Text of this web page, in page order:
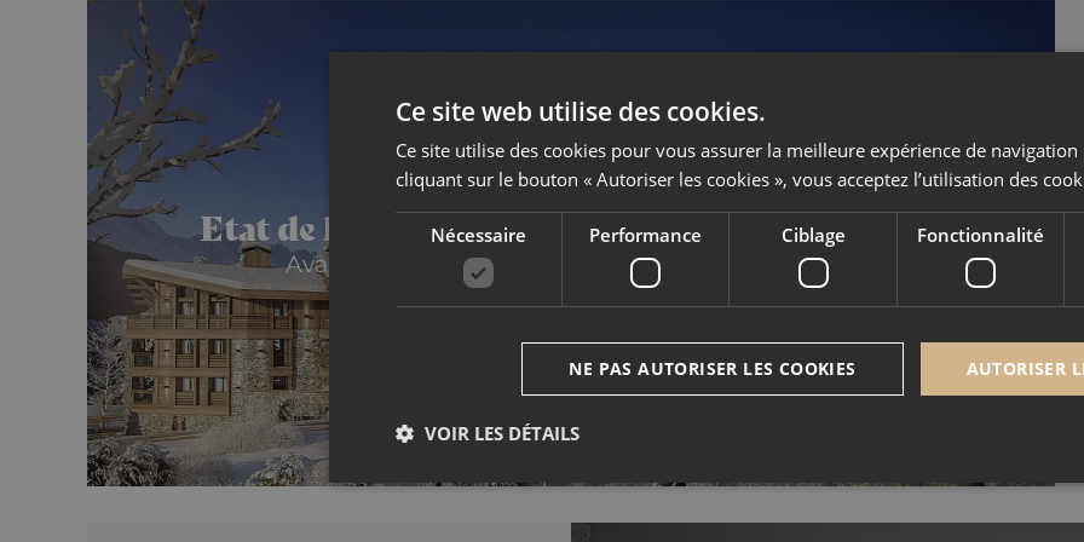
Etat de l’avancement des travaux du Kinabalu
Avancement projet, Les Gets, Les Portes du Soleil
Ce site web utilise des cookies.
Ce site utilise des cookies pour vous assurer la meilleure expérience de navigation
cliquant sur le bouton « Autoriser les cookies », vous acceptez l’utilisation des
Nécessaire Performance Ciblage Fonctionnalité
AUTORISER
NE PAS AUTORISER LES COOKIES
VOIR LES DÉTAILS